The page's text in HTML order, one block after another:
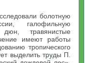
болотную
галофильную
дюн, травянистые
имеют работы
тропического
выделить труды П.